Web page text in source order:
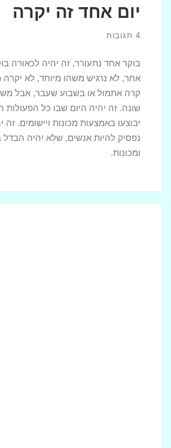
יום אחד זה יקרה
4 תגובות
בוקר אחד נתעורר, זה יהיה לכאורה
אחר, לא נרגיש משהו מיוחד, לא
קרה אתמול או בשבוע שעבר, אבל
שונה. זה יהיה היום שבו כל הפעולות
יבוצעו באמצעות מכונות ויישומים. זה
נפסיק להיות אנשים, שלא יהיה הבדל
ומכונות.